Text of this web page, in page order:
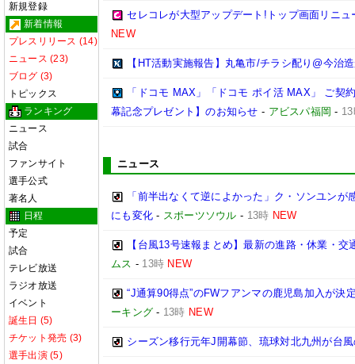
新規登録
新着情報
プレスリリース (14)
ニュース (23)
ブログ (3)
トピックス
ランキング
ニュース
試合
ファンサイト
選手公式
著名人
日程
予定
試合
テレビ放送
ラジオ放送
イベント
誕生日 (5)
チケット発売 (3)
選手出演 (5)
セレコレが大型アップデート!トップ画面リニ
NEW
【HT活動実施報告】丸亀市/チラシ配り@今治
「ドコモ MAX」「ドコモ ポイ活 MAX」 ご契
幕記念プレゼント】のお知らせ - アビスパ福岡 -
ニュース
「前半出なくて逆によかった」ク・ソンユン
にも変化 - スポーツソウル - 13時 NEW
【台風13号速報まとめ】最新の進路・休業・
ムス - 13時 NEW
“J通算90得点”のFWフアンマの鹿児島加入が決
ーキング - 13時 NEW
シーズン移行元年J開幕節、琉球対北九州が台